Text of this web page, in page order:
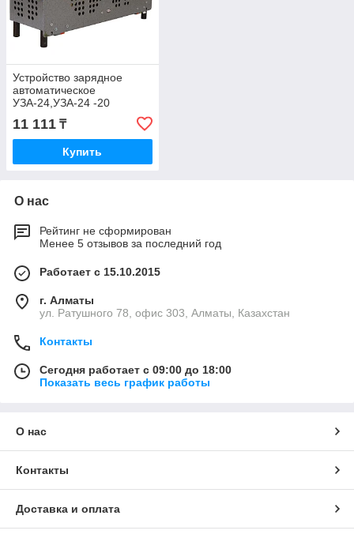
Устройство зарядное
автоматическое
УЗА-24,УЗА-24 -20
11 111 ₸
Купить
О нас
Рейтинг не сформирован
Менее 5 отзывов за последний год
Работает с 15.10.2015
г. Алматы
ул. Ратушного 78, офис 303, Алматы, Казахстан
Контакты
Сегодня работает с 09:00 до 18:00
Показать весь график работы
О нас
Контакты
Доставка и оплата